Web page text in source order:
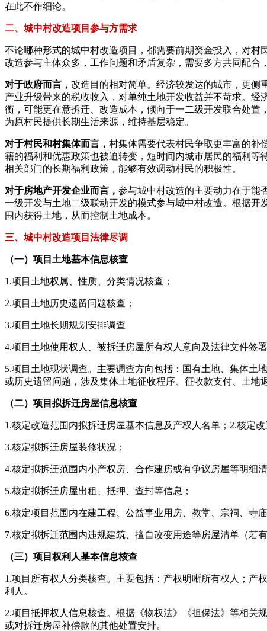
在此不作细论。
二、城中村改造项目参与方需求
不论哪种形式的城中村改造项目，都需要前期资金投入，对
改造参与主体众多，工作问题和矛盾复杂，需要多方共同配合
对于政府而言， 改造目的相对简单。经济较发达的城市，更侧
产业升级带来的税收收入，对单纯土地开发收益并不苛求。
衡，可能更在意拆迁、改造成本，倾向于一二级开发联合处
为原村民提供长期生活来源，维持基层稳定。
对于村民和村集体而言， 村集体需要代表村民争取更丰富的补
籍的福利和优惠政策也被迫转变，短时间内城市居民的福利
相关部门的长期福利政策，能够有效调动村民的积极性。
对于房地产开发企业而言， 参与城中村改造的主要动力在于能
一级开发与土地二级联动开发的模式参与城中村改造。根据
围内获得土地，从而控制土地成本。
三、城中村改造项目法律尽调
（一）项目土地基本信息核查
1.项目土地权属、性质、分类情况核查；
2.项目土地历史遗留问题核查；
3.项目土地长期规划安排调查
4.项目土地使用权人、被拆迁房屋所有权人意向及法律文件签署
5.项目土地现状调查。主要调查方向包括：国有土地、集体土
或历史遗留问题，涉及集体土地征收程序、征收款支付、土地
（二）项目拟拆迁房屋信息核查
1.核定改造范围内拟拆迁房屋基本信息及产权人名单；2.核定
3.核定拟拆迁房屋装修状况；
4.核定拟拆迁范围内小产权房、合作建房或有争议房屋等明细清
5.核定拟拆迁房屋出租、抵押、查封等信息；
6.核定项目范围内在建工程、公益事业用房、教堂、宗祠、寺
7.核定拟拆迁范围内违规建筑、擅自改变用途等房屋清单（若有
（三）项目权利人基本信息核查
1.项目所有权人分类核查。主要包括：产权明晰所有权人；产
利人。
2.项目抵押权人信息核查。根据《物权法》《担保法》等相关
或对拆迁房屋补偿款的其他处置安排。